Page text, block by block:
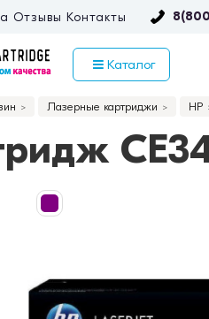
Отзывы Контакты
Каталог
Лазерные картриджи HP